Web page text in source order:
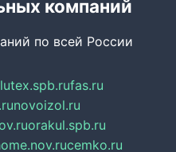
компаний
по всей России
fas.ru
novoizol.ru
orakul.spb.ru
cemko.ru